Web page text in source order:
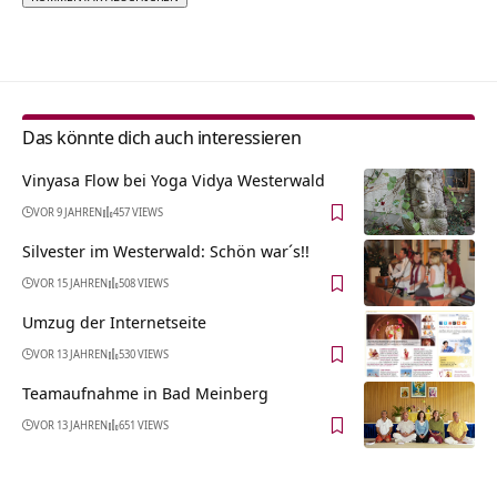
Das könnte dich auch interessieren
Vinyasa Flow bei Yoga Vidya Westerwald
VOR 9 JAHREN 457 VIEWS
Silvester im Westerwald: Schön war´s!!
VOR 15 JAHREN 508 VIEWS
Umzug der Internetseite
VOR 13 JAHREN 530 VIEWS
Teamaufnahme in Bad Meinberg
VOR 13 JAHREN 651 VIEWS